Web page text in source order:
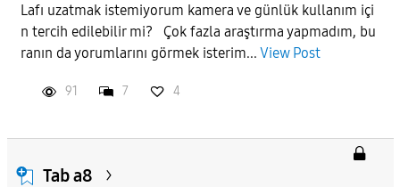
APPLY
Lafı uzatmak istemiyorum kamera ve günlük kullanım içi
n tercih edilebilir mi? Çok fazla araştırma yapmadım, bu
ranın da yorumlarını görmek isterim... View Post
91 7 4
Tab a8